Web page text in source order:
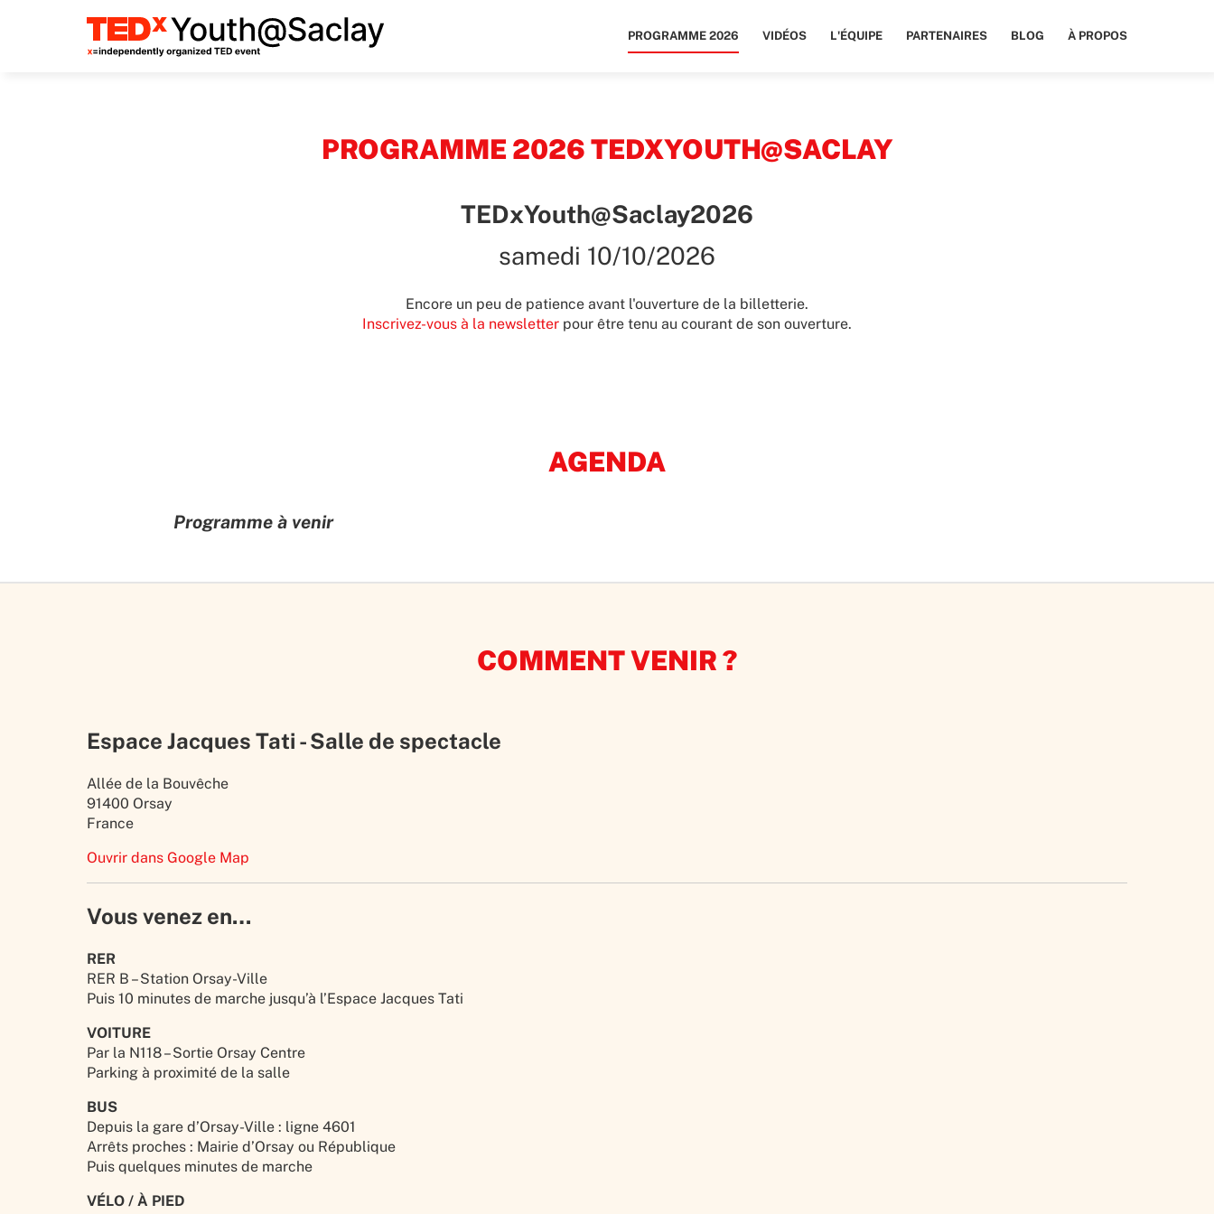
PROGRAMME 2026 VIDÉOS L'ÉQUIPE PARTENAIRES BLOG À PROPOS
PROGRAMME 2026 TEDXYOUTH@SACLAY
TEDxYouth@Saclay2026
samedi 10/10/2026
Encore un peu de patience avant l'ouverture de la billetterie.
Inscrivez-vous à la newsletter pour être tenu au courant de son ouverture.
AGENDA
Programme à venir
COMMENT VENIR ?
Espace Jacques Tati - Salle de spectacle
Allée de la Bouvêche
91400 Orsay
France
Ouvrir dans Google Map
Vous venez en…
RER
RER B – Station Orsay-Ville
Puis 10 minutes de marche jusqu’à l’Espace Jacques Tati
VOITURE
Par la N118 – Sortie Orsay Centre
Parking à proximité de la salle
BUS
Depuis la gare d’Orsay-Ville : ligne 4601
Arrêts proches : Mairie d’Orsay ou République
Puis quelques minutes de marche
VÉLO / À PIED